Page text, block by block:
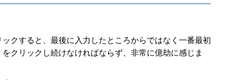
クすると、最後に入力したところからではなく一番最初
クリックし続けなければならず、非常に億劫に感じま